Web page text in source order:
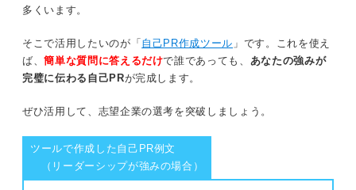
多くいます。
そこで活用したいのが「 自己PR作成ツール 」です。これを使え
ば、簡単な質問に答えるだけで誰であっても、 あなたの強みが
完璧に伝わる自己PRが完成します。
ぜひ活用して、志望企業の選考を突破しましょう。
ツールで作成した自己PR例文
（リーダーシップが強みの場合）
精神的に強い
要注意！ 粘り強い性格からイメージされやすい短所
諦めが悪く切り替えができない